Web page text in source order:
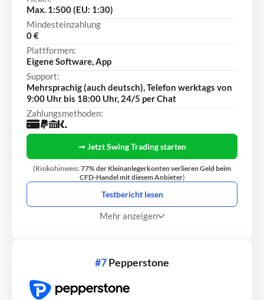
Max. 1:500 (EU: 1:30)
Mindesteinzahlung
0 €
Plattformen:
Eigene Software, App
Support:
Mehrsprachig (auch deutsch), Telefon werktags von
9:00 Uhr bis 18:00 Uhr, 24/5 per Chat
Zahlungsmethoden:
➞ Jetzt Swing Trading starten
(Risikohinweis:77% der Kleinanlegerkonten verlieren Geld beim
CFD-Handel mit diesem Anbieter)
Testbericht lesen
Mehr anzeigen
#7Pepperstone